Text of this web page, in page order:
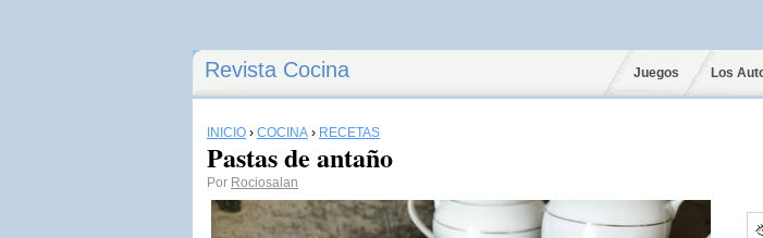
Revista Cocina Juegos Los
INICIO › COCINA › RECETAS
Pastas de antaño
Por Rociosalan